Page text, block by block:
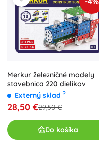
Merkur železničné modely
stavebnica 220 dielikov
Externý sklad ?
28,50 €29,50 €
Do košíka